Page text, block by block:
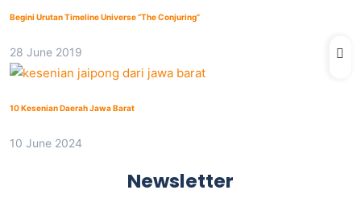
Begini Urutan Timeline Universe “The Conjuring”
28 June 2019
10 Kesenian Daerah Jawa Barat
10 June 2024
Newsletter